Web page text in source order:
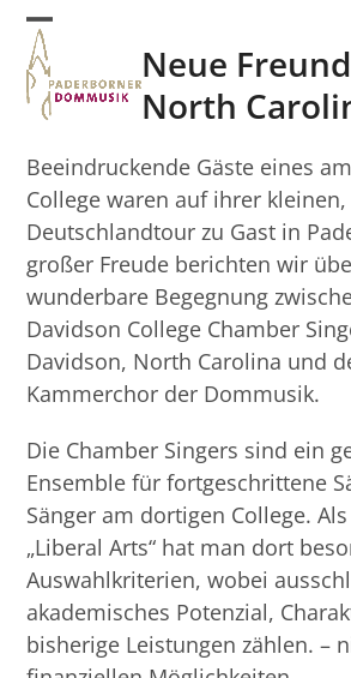
Skip
content
Open
mobile
menu
Close
mobile
menu
Neue
North
Beeindruckende Gäste eines
College waren auf ihrer
Deutschlandtour zu Gast in
großer Freude berichten wir
wunderbare Begegnung
Davidson College Chamber
Davidson, North Carolina und
Kammerchor der Dommusik.
Die Chamber Singers sind ein
Ensemble für fortgeschrittene
Sänger am dortigen College.
„Liberal Arts“ hat man dort
Auswahlkriterien, wobei
akademisches Potenzial,
bisherige Leistungen zählen. –